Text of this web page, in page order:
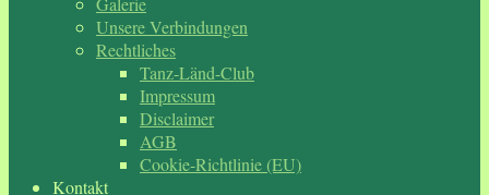
Unsere Verbindungen
Rechtliches
Tanz-Länd-Club
Impressum
Disclaimer
AGB
Cookie-Richtlinie (EU)
Kontakt